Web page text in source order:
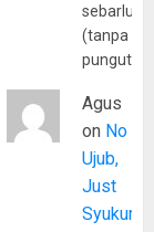
(tanpa
Agus
on No
Ujub,
Just
Syukur